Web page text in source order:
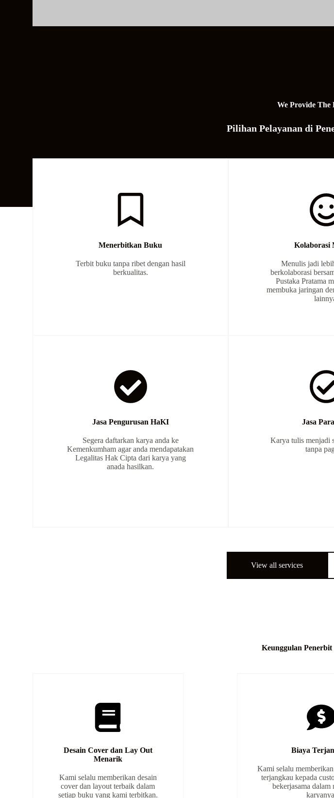
We Provide The
Pilihan Pelayanan di
Menerbitkan Buku
Terbit buku tanpa ribet dengan hasil
berkualitas.
Kolaborasi
Menulis jadi
berkolaborasi
Pustaka Pratama
membuka jaringan
Jasa Pengurusan HaKI
Segera daftarkan karya anda ke
Kemenkumham agar anda mendapatakan
Legalitas Hak Cipta dari karya yang
anada hasilkan.
Jasa
Karya tulis menjadi
tanpa
View all services
Keunggulan
Desain Cover dan Lay Out
Menarik
Kami selalu memberikan desain
cover dan layout terbaik dalam
setiap buku yang kami terbitkan.
Biaya
Kami selalu
terjangkau kepada
bekerjasama dalam